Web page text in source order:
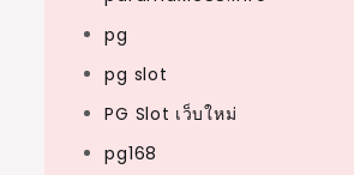
pg
pg slot
PG Slot เว็บใหม่
pg168